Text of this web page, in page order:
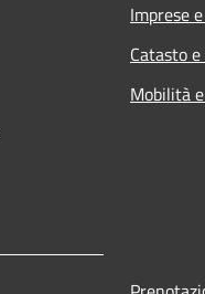
Imprese
Catasto
Mobilità